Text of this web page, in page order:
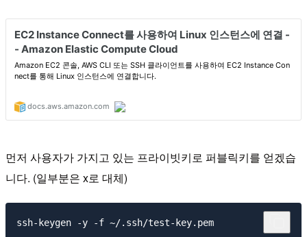
먼저 사용자가 가지고 있는 프라이빗키로 퍼블릭키를 얻겠습
니다. (일부분은 x로 대체)
ssh-keygen -y -f ~/.ssh/test-key.pem